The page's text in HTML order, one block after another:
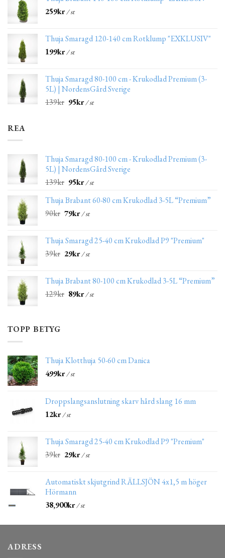
259kr/ st
Thuja Smaragd 120-140 cm Rotklump "EXKLUSIV"
199kr/ st
Thuja Smaragd 80-100 cm - Krukodlad Premium (3-
5L) | NordensGård Sverige
139kr 95kr/ st
REA
Thuja Smaragd 80-100 cm - Krukodlad Premium (3-
5L) | NordensGård Sverige
139kr 95kr/ st
Thuja Brabant 60-80 cm Krukodlad 3-5L “Premium”
90kr 79kr/ st
Thuja Smaragd 25-40 cm Krukodlad P9 "Premium"
39kr 29kr/ st
Thuja Brabant 80-100 cm Krukodlad 3-5L “Premium”
129kr 89kr/ st
TOPP BETYG
Thuja Klotthuja 50-60 cm Danica
499kr/ st
Droppslangsanslutning skarv hård slang 16 mm
12kr/ st
Thuja Smaragd 25-40 cm Krukodlad P9 "Premium"
39kr 29kr/ st
Automatiskt skjutgrind RÄLLSJÖN 4x1,5 m höger
Hörmann
38,900kr/ st
ADRESS